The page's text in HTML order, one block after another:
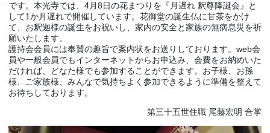
です。本光寺では、4月8日の花まつりを『月遅れ 釈尊降誕会』と
して1か月遅れで開催しています。花御堂の誕生仏に甘茶をかけ
て、お釈迦様の誕生をお祝いし、家内の安全と家族の無病息災を祈
願いたします。
護持会会員には奉賛の趣旨で案内状をお送りしております。web会
員や一般会員でもインターネットからお申込み、会費をお納めいた
だければ、どなた様でも参加することができます。お子様、お孫
様、ご家族様、みんなで気持ちよく参加できるように準備を整えて
お待ちしております。
第三十五世住職 尾藤宏明 合掌